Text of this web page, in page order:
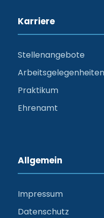
Karriere
Stellenangebote
Praktikum
Ehrenamt
Allgemein
Impressum
Datenschutz